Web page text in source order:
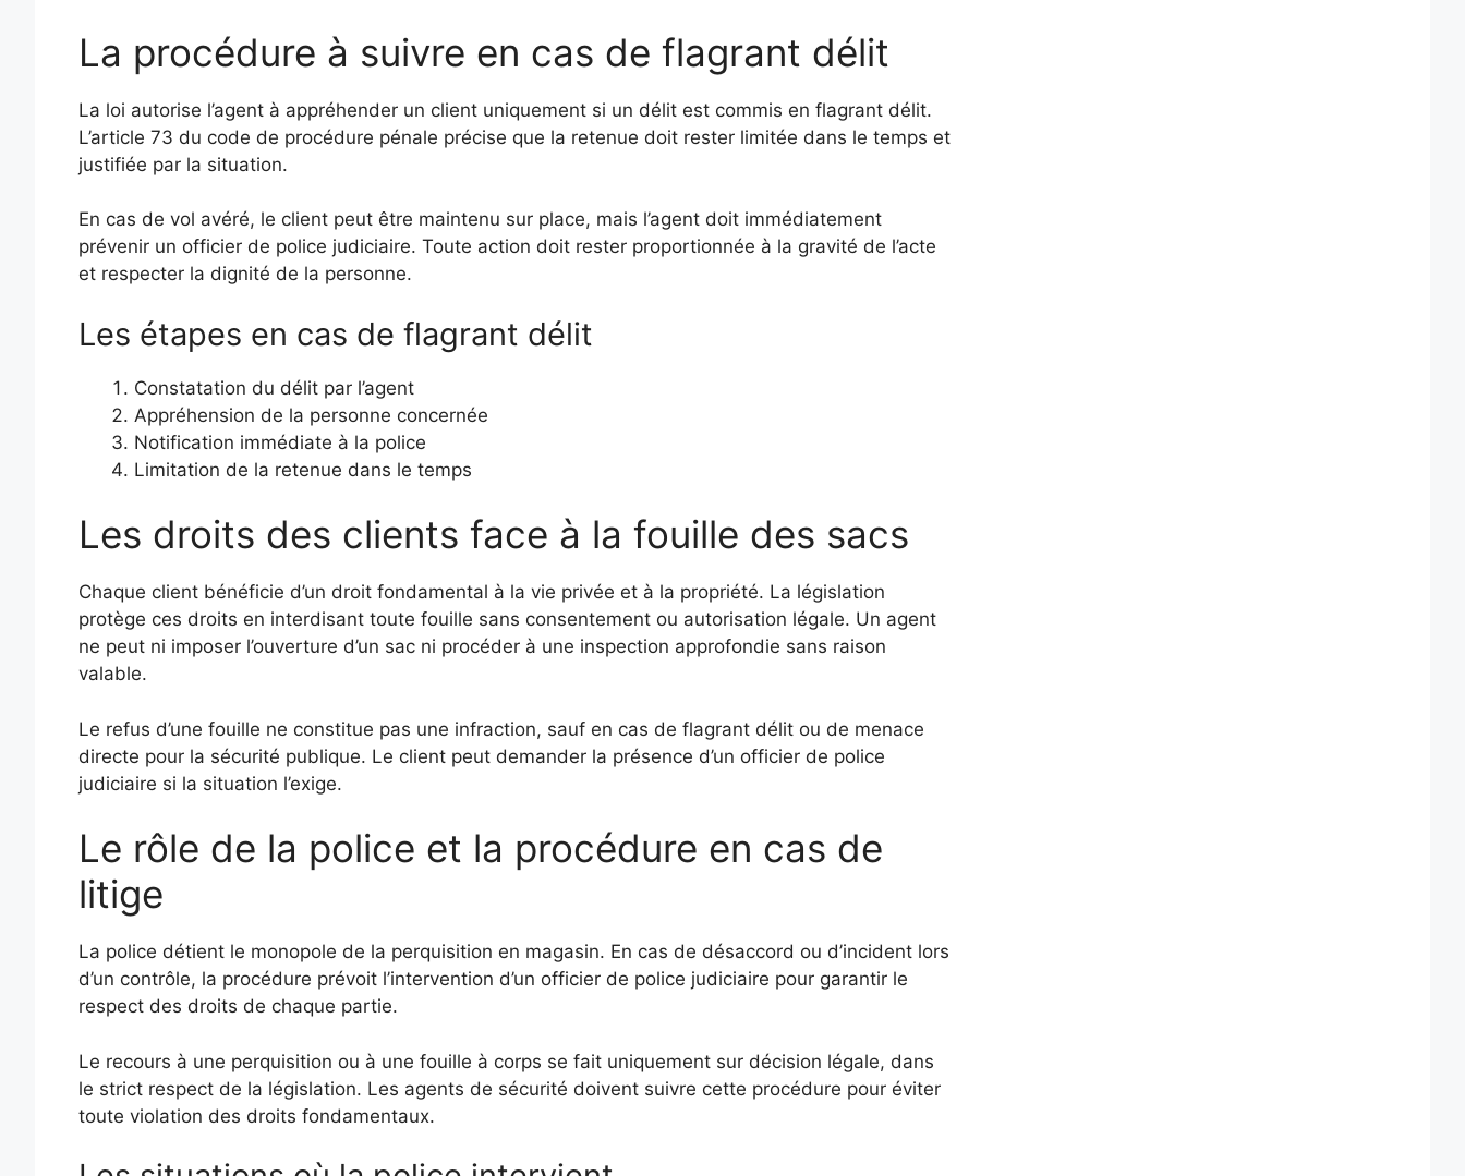
La procédure à suivre en cas de flagrant délit
La loi autorise l’agent à appréhender un client uniquement si un délit est commis en flagrant délit.
L’article 73 du code de procédure pénale précise que la retenue doit rester limitée dans le temps et
justifiée par la situation.
En cas de vol avéré, le client peut être maintenu sur place, mais l’agent doit immédiatement
prévenir un officier de police judiciaire. Toute action doit rester proportionnée à la gravité de l’acte
et respecter la dignité de la personne.
Les étapes en cas de flagrant délit
Constatation du délit par l’agent
Appréhension de la personne concernée
Notification immédiate à la police
Limitation de la retenue dans le temps
Les droits des clients face à la fouille des sacs
Chaque client bénéficie d’un droit fondamental à la vie privée et à la propriété. La législation
protège ces droits en interdisant toute fouille sans consentement ou autorisation légale. Un agent
ne peut ni imposer l’ouverture d’un sac ni procéder à une inspection approfondie sans raison
valable.
Le refus d’une fouille ne constitue pas une infraction, sauf en cas de flagrant délit ou de menace
directe pour la sécurité publique. Le client peut demander la présence d’un officier de police
judiciaire si la situation l’exige.
Le rôle de la police et la procédure en cas de
litige
La police détient le monopole de la perquisition en magasin. En cas de désaccord ou d’incident lors
d’un contrôle, la procédure prévoit l’intervention d’un officier de police judiciaire pour garantir le
respect des droits de chaque partie.
Le recours à une perquisition ou à une fouille à corps se fait uniquement sur décision légale, dans
le strict respect de la législation. Les agents de sécurité doivent suivre cette procédure pour éviter
toute violation des droits fondamentaux.